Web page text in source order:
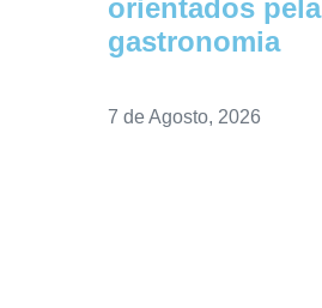
orientados pela
gastronomia
7 de Agosto, 2026